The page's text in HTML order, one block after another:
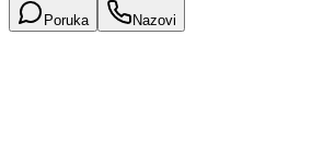
Poruka Nazovi